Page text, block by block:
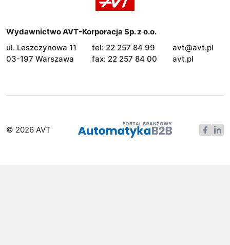
Wydawnictwo AVT-Korporacja Sp. z o.o.
ul. Leszczynowa 11
03-197 Warszawa
tel: 22 257 84 99
fax: 22 257 84 00
avt@avt.pl
avt.pl
© 2026 AVT